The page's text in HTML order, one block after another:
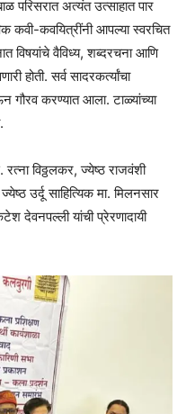
परिसरात अत्यंत उत्साहात पार
कवी-कवयित्रींनी आपल्या स्वरचित
विषयांचे वैविध्य, शब्दरचना आणि
होती. सर्व सादरकर्त्यांचा
गौरव करण्यात आला. टाळ्यांच्या
विठ्ठलकर, ज्येष्ठ राजवंशी
उर्दू साहित्यिक मा. मिलनसार
देवनपल्ली यांची प्रेरणादायी